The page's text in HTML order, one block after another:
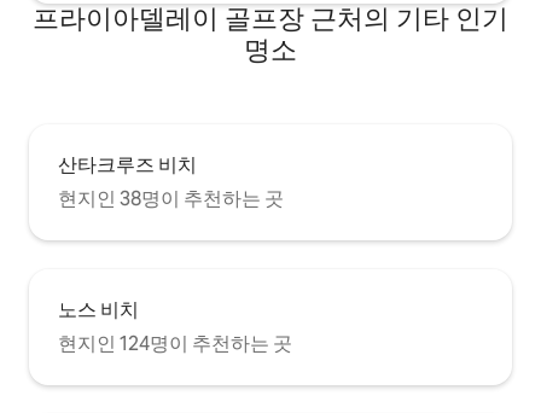
프라이아델레이 골프장 근처의 기타 인기
명소
산타크루즈 비치
현지인 38명이 추천하는 곳
노스 비치
현지인 124명이 추천하는 곳